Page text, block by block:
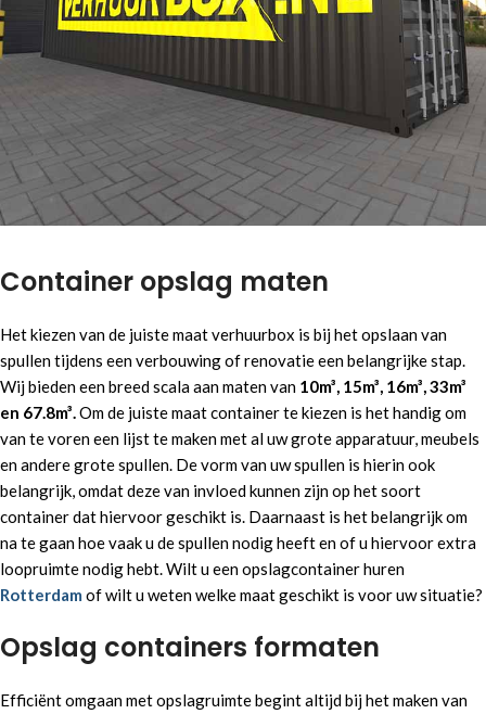
Container opslag maten
Het kiezen van de juiste maat verhuurbox is bij het opslaan van
spullen tijdens een verbouwing of renovatie een belangrijke stap.
Wij bieden een breed scala aan maten van 10m³, 15m³, 16m³, 33m³
en 67.8m³.Om de juiste maat container te kiezen is het handig om
van te voren een lijst te maken met al uw grote apparatuur, meubels
en andere grote spullen. De vorm van uw spullen is hierin ook
belangrijk, omdat deze van invloed kunnen zijn op het soort
container dat hiervoor geschikt is. Daarnaast is het belangrijk om
na te gaan hoe vaak u de spullen nodig heeft en of u hiervoor extra
loopruimte nodig hebt. Wilt u een opslagcontainer huren
Rotterdam of wilt u weten welke maat geschikt is voor uw situatie?
Opslag containers formaten
Efficiënt omgaan met opslagruimte begint altijd bij het maken van